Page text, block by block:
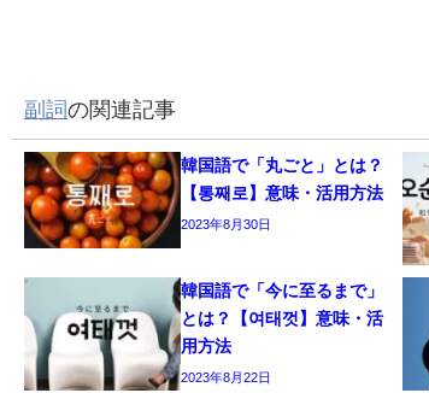
副詞の関連記事
韓国語で「丸ごと」とは？
【통째로】意味・活用方法
2023年8月30日
韓国語で「今に至るまで」
とは？【여태껏】意味・活
用方法
2023年8月22日